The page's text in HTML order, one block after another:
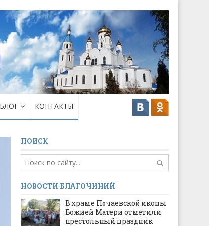
БЛОГ КОНТАКТЫ
ПОИСК
НОВОСТИ БЛАГОЧИНИЙ
В храме Почаевской иконы
Божией Матери отметили
престольный праздник